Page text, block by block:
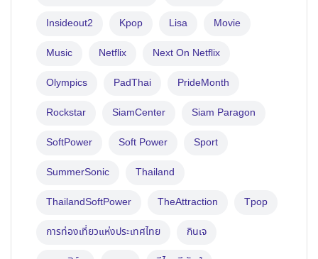
Insideout2 Kpop Lisa Movie
Music Netflix Next On Netflix
Olympics PadThai PrideMonth
Rockstar SiamCenter Siam Paragon
SoftPower Soft Power Sport
SummerSonic Thailand
ThailandSoftPower TheAttraction Tpop
การท่องเที่ยวแห่งประเทศไทย กินเจ